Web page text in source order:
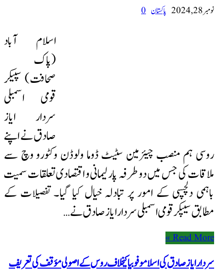
نومبر 28, 2024 پاکستان 0
اسلام آباد
(پاک
صحافت) سپیکر
قومی اسمبلی
سردار ایاز
صادق نے اپنے
روسی ہم منصب چیئرمین سٹیٹ ڈوما ولوڈن وکٹورو وچ سے
ملاقات کی جس میں دو طرفہ پارلیمانی و اقتصادی تعلقات سمیت
باہمی دلچسپی کے امور پر تبادلہ خیال کیا گیا۔ تفصیلات کے
مطابق سیپکرقومی اسمبلی سردار ایاز صادق نے …
Read More »
سردار ایاز صادق کی اسلاموفوبیا کیخلاف روس کے اصولی مؤقف کی تعریف